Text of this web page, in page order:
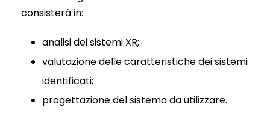
consisterà in:
analisi dei sistemi XR;
valutazione delle caratteristiche dei sistemi
identificati;
progettazione del sistema da utilizzare.